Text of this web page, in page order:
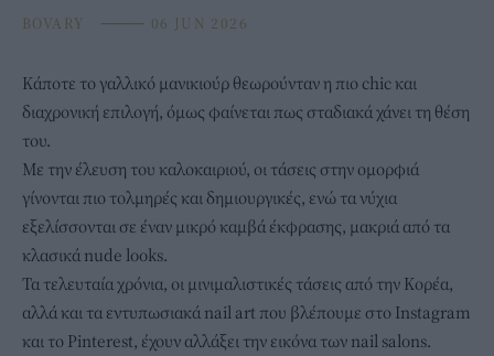
BOVARY ⸻ 06 JUN 2026
Κάποτε το γαλλικό μανικιούρ θεωρούνταν η πιο chic και
διαχρονική επιλογή, όμως φαίνεται πως σταδιακά χάνει τη θέση
του.
Με την έλευση του καλοκαιριού, οιτάσεις στην ομορφιά
γίνονται πιο τολμηρές και δημιουργικές, ενώ τα νύχια
εξελίσσονται σε έναν μικρό καμβά έκφρασης, μακριά από τα
κλασικά nude looks.
Τα τελευταία χρόνια, οι μινιμαλιστικές τάσεις από την Κορέα,
αλλά και τα εντυπωσιακά nail art που βλέπουμε στο Instagram
και το Pinterest, έχουν αλλάξει την εικόνα των nail salons.